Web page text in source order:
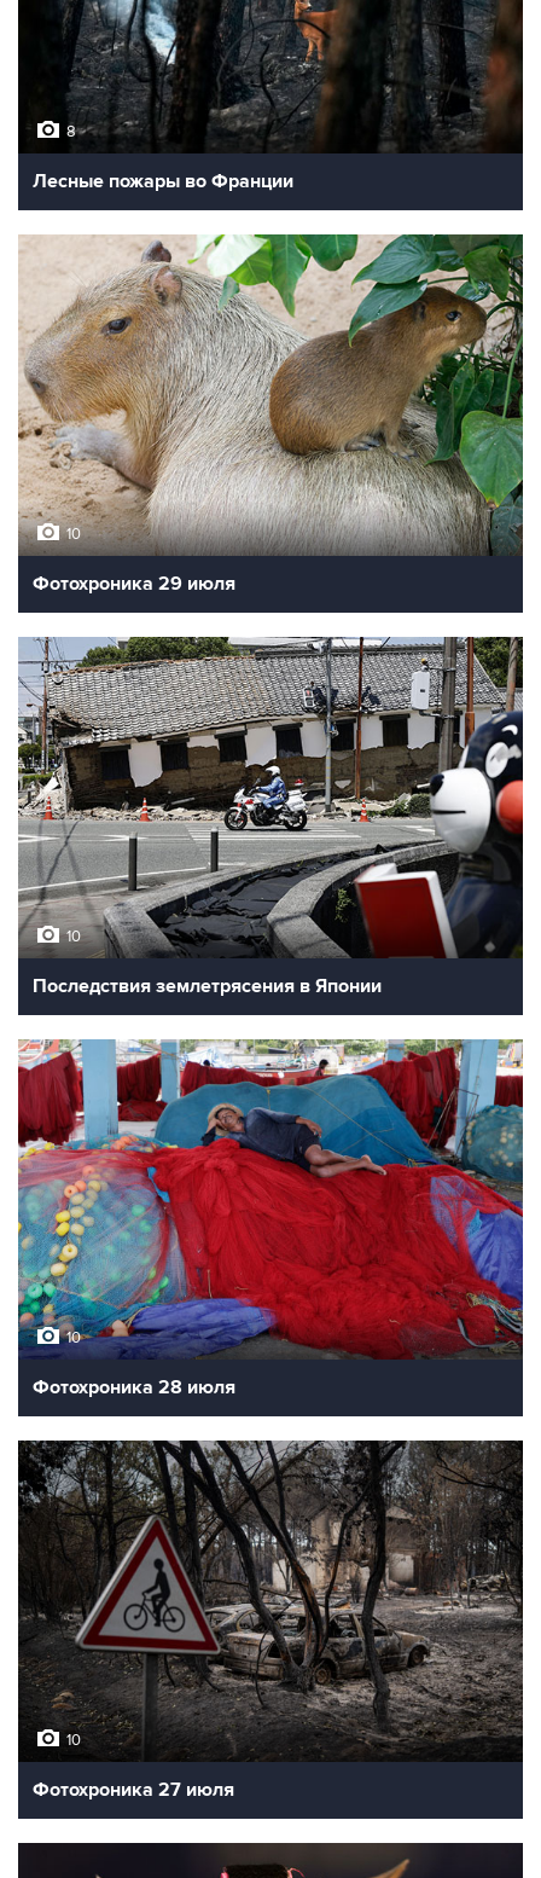
8
Лесные пожары во Франции
10
Фотохроника 29 июля
10
Последствия землетрясения в Японии
10
Фотохроника 28 июля
10
Фотохроника 27 июля